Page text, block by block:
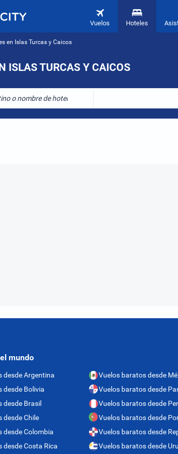
Vuelos Hoteles
en Islas Turcas y Caicos
ISLAS TURCAS Y CAICOS
o nombre de hotel
mundo
desde Argentina
desde Bolivia
desde Brasil
desde Chile
desde Colombia
desde Costa Rica
Vuelos baratos desde
Vuelos baratos desde
Vuelos baratos desde
Vuelos baratos desde
Vuelos baratos desde
Vuelos baratos desde